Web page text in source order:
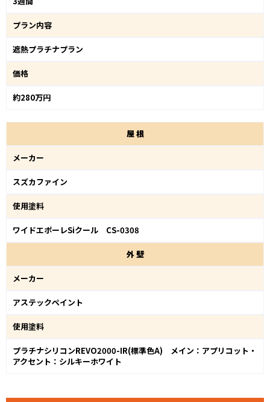
プラン内容
遮熱プラチナプラン
価格
約280万円
屋根
メーカー
スズカファイン
使用塗料
ワイドエポーレSiクール CS-0308
外壁
メーカー
アステックペイント
使用塗料
プラチナシリコンREVO2000-IR(標準色A) メイン：アプリコット・
アクセント：シルキーホワイト